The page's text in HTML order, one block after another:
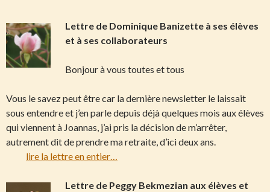
Lettre de Dominique Banizette à ses élèves
et à ses collaborateurs
Bonjour à vous toutes et tous
Vous le savez peut être car la dernière newsletter le laissait
sous entendre et j’en parle depuis déjà quelques mois aux élèves
qui viennent à Joannas, j’ai pris la décision de m’arrêter,
autrement dit de prendre ma retraite, d’ici deux ans.
lire la lettre en entier…
Lettre de Peggy Bekmezian aux élèves et